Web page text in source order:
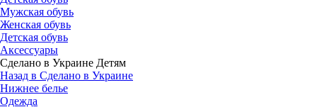
Мужская обувь
Женская обувь
Детская обувь
Аксессуары
Сделано в Украине Детям
Назад в Сделано в Украине
Нижнее белье
Одежда